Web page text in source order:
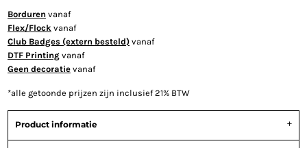
Borduren vanaf
Flex/Flock vanaf
Club Badges (extern besteld) vanaf
DTF Printing vanaf
Geen decoratie vanaf
*alle getoonde prijzen zijn inclusief 21% BTW
Product informatie